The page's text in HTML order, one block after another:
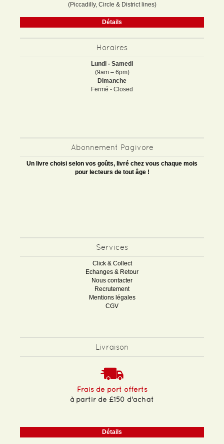
(Piccadilly, Circle & District lines)
Détails
Horaires
Lundi - Samedi
(9am – 6pm)
Dimanche
Fermé - Closed
Abonnement Pagivore
Un livre choisi selon vos goûts, livré chez vous chaque mois
pour lecteurs de tout âge !
Services
Click & Collect
Echanges & Retour
Nous contacter
Recrutement
Mentions légales
CGV
Livraison
Frais de port offerts
à partir de £150 d'achat
Détails